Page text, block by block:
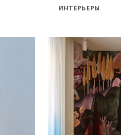
ИНТЕРЬЕРЫ